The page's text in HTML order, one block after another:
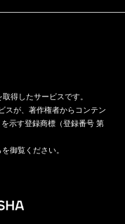
得したサービスです。
スが、著作権者からコンテン
示す登録商標（登録番号 第
御覧ください。